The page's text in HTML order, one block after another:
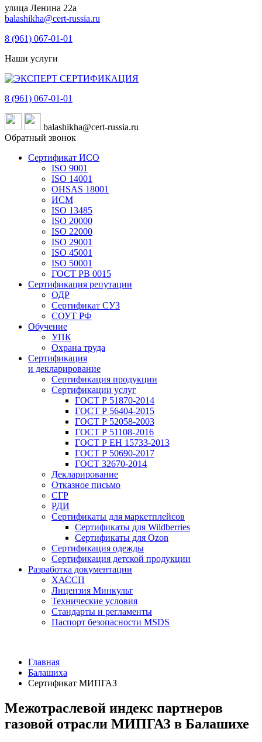
улица Ленина 22a
balashikha@cert-russia.ru
8 (961) 067-01-01
Наши услуги
8 (961) 067-01-01
balashikha@cert-russia.ru
Обратный звонок
Сертификат ИСО
ISO 9001
ISO 14001
OHSAS 18001
ИСМ
ISO 13485
ISO 20000
ISO 22000
ISO 29001
ISO 45001
ISO 50001
ГОСТ РВ 0015
Сертификация репутации
ОДР
Сертификат СУЗ
СОУТ РФ
Обучение
УПК
Охрана труда
Сертификация
и декларирование
Сертификация продукции
Сертификации услуг
ГОСТ Р 51870-2014
ГОСТ Р 56404-2015
ГОСТ Р 52058-2003
ГОСТ Р 51108-2016
ГОСТ Р ЕН 15733-2013
ГОСТ Р 50690-2017
ГОСТ 32670-2014
Декларирование
Отказное письмо
СГР
РДИ
Сертификаты для маркетплейсов
Сертификаты для Wildberries
Сертификаты для Ozon
Сертификация одежды
Сертификация детской продукции
Разработка документации
ХАССП
Лицензия Минкульт
Технические условия
Стандарты и регламенты
Паспорт безопасности MSDS
Главная
Балашиха
Сертификат МИПГАЗ
Межотраслевой индекс партнеров
газовой отрасли МИПГАЗ в Балашихе